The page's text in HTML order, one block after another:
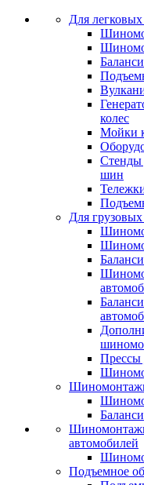
Для
колес
Мойки
Стенды
шин
Для
Прессы
автомобилей
Подъемное